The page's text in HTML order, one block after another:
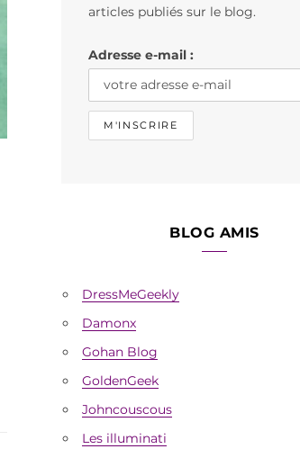
o
r
m
articles publiés sur le blog.
Adresse e-mail :
BLOG AMIS
DressMeGeekly
Damonx
Gohan Blog
GoldenGeek
Johncouscous
Les illuminati